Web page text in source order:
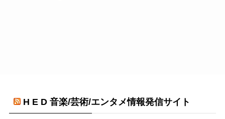
H E D 音楽/芸術/エンタメ情報発信サイト